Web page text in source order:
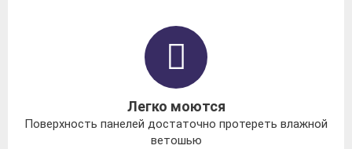
Легко моются
Поверхность панелей достаточно протереть влажной
ветошью